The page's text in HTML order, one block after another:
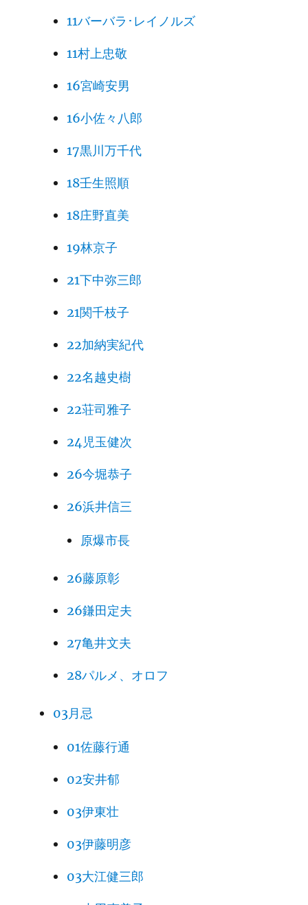
11バーバラ･レイノルズ
11村上忠敬
16宮崎安男
16小佐々八郎
17黒川万千代
18壬生照順
18庄野直美
19林京子
21下中弥三郎
21関千枝子
22加納実紀代
22名越史樹
22荘司雅子
24児玉健次
26今堀恭子
26浜井信三
原爆市長
26藤原彰
26鎌田定夫
27亀井文夫
28パルメ、オロフ
03月忌
01佐藤行通
02安井郁
03伊東壮
03伊藤明彦
03大江健三郎